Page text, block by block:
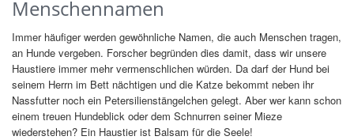
Menschennamen
Immer häufiger werden gewöhnliche Namen, die auch Menschen tragen,
an Hunde vergeben. Forscher begründen dies damit, dass wir unsere
Haustiere immer mehr vermenschlichen würden. Da darf der Hund bei
seinem Herrn im Bett nächtigen und die Katze bekommt neben ihr
Nassfutter noch ein Petersilienstängelchen gelegt. Aber wer kann schon
einem treuen Hundeblick oder dem Schnurren seiner Mieze
wiederstehen? Ein Haustier ist Balsam für die Seele!